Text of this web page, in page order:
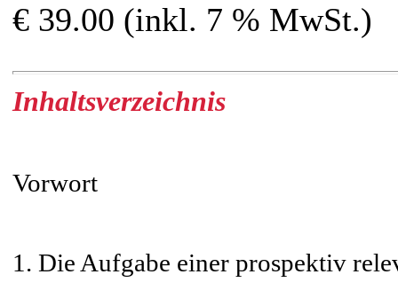
€ 39.00 (inkl. 7 % MwSt.)
Inhaltsverzeichnis
Vorwort
1. Die Aufgabe einer prospektiv